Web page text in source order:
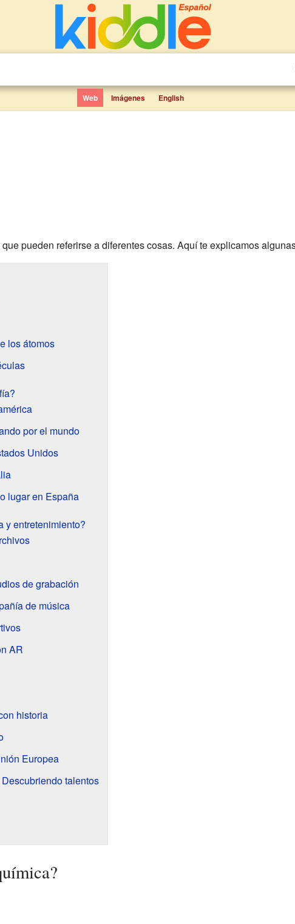
Web Imágenes English
pueden referirse a diferentes cosas. Aquí te explicamos
los átomos
por el mundo
Unidos
lugar en España
y entretenimiento?
de grabación
de música
AR
historia
Europea
talentos